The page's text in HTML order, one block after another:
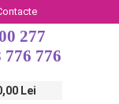
277
776 776
Lei